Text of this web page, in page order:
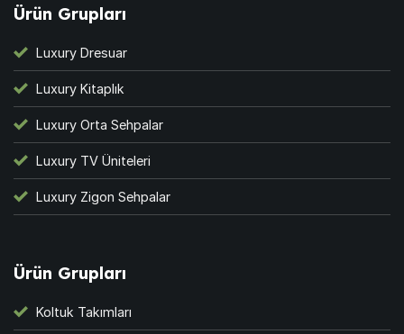
Ürün Grupları
Luxury Dresuar
Luxury Kitaplık
Luxury Orta Sehpalar
Luxury TV Üniteleri
Luxury Zigon Sehpalar
Ürün Grupları
Koltuk Takımları